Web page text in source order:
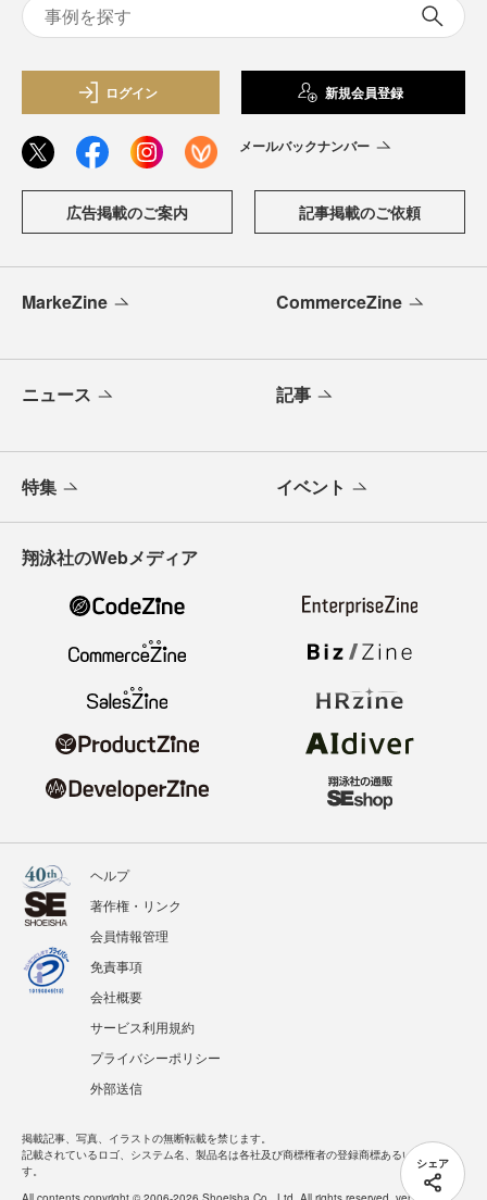
シェア
ログイン 新規会員登録
メールバックナンバー
広告掲載のご案内 記事掲載のご依頼
MarkeZine CommerceZine
ニュース 記事
特集 イベント
翔泳社のWebメディア
ヘルプ
著作権・リンク
会員情報管理
免責事項
会社概要
サービス利用規約
プライバシーポリシー
外部送信
掲載記事、写真、イラストの無断転載を禁じます。
記載されているロゴ、システム名、製品名は各社及び商標権者の登録商標あるいは商標で
す。